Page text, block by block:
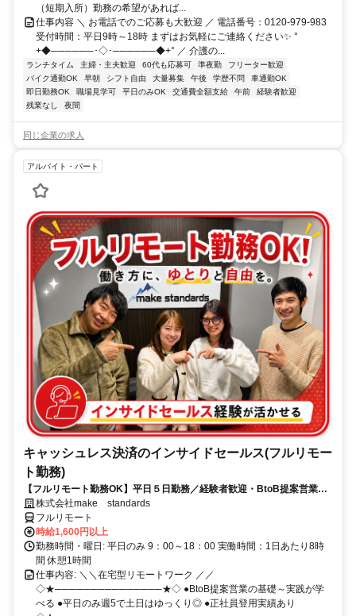
（短期入所）勤務の希望があれば...
仕事内容 ＼ お電話でのご応募も大歓迎 ／ 電話番号：0120-979-983
受付時間：平日9時～18時 まずはお気軽にご連絡ください✨ °
+◆──────･◇･──────◆+° ／ 介護の...
ランチタイム 主婦・主夫歓迎 60代も応募可 準夜勤
フリーター歓迎
バイク通勤OK
早朝 シフト自由 大量募集 午後 学歴不問
車通勤OK
即日勤務OK
職場見学可 平日のみOK 交通費全額支給 午前
経験者歓迎
残業なし
夜間
同じ企業の求人
アルバイト・パート
キャッシュレス決済のインサイドセールス(フルリモー
ト勤務)
【フルリモート勤務OK】平日５日勤務／経験者歓迎・BtoB提案営業で
スキルアップ
株式会社make standards
フルリモート
時給1,600円以上
勤務時間・曜日: 平日のみ 9：00～18：00 実働時間：1日あたり8時
間 休憩1時間
仕事内容: ＼＼在宅型リモートワーク ／／
◇★───────────────★◇ ●BtoB提案営業の基礎～実践が学
べる ●平日のみ週5で土日はゆっくり◎ ●正社員登用実績あり